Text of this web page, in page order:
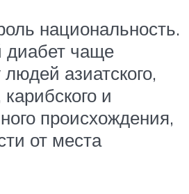
национальность.
диабет чаще
азиатского,
и
происхождения,
от места